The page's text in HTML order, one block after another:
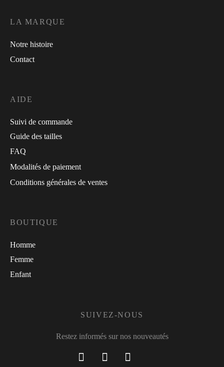
LA MARQUE
Notre histoire
Contact
AIDE
Suivi de commande
Guide des tailles
FAQ
Modalités de paiement
Conditions générales de ventes
BOUTIQUE
Homme
Femme
Enfant
SUIVEZ-NOUS
Restez informés sur nos nouveautés